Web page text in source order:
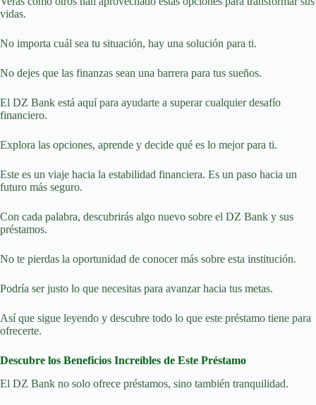
vidas.
No importa cuál sea tu situación, hay una solución para ti.
No dejes que las finanzas sean una barrera para tus sueños.
El DZ Bank está aquí para ayudarte a superar cualquier desafío
financiero.
Explora las opciones, aprende y decide qué es lo mejor para ti.
Este es un viaje hacia la estabilidad financiera. Es un paso hacia un
futuro más seguro.
Con cada palabra, descubrirás algo nuevo sobre el DZ Bank y sus
préstamos.
No te pierdas la oportunidad de conocer más sobre esta institución.
Podría ser justo lo que necesitas para avanzar hacia tus metas.
Así que sigue leyendo y descubre todo lo que este préstamo tiene para
ofrecerte.
Descubre los Beneficios Increíbles de Este Préstamo
El DZ Bank no solo ofrece préstamos, sino también tranquilidad.